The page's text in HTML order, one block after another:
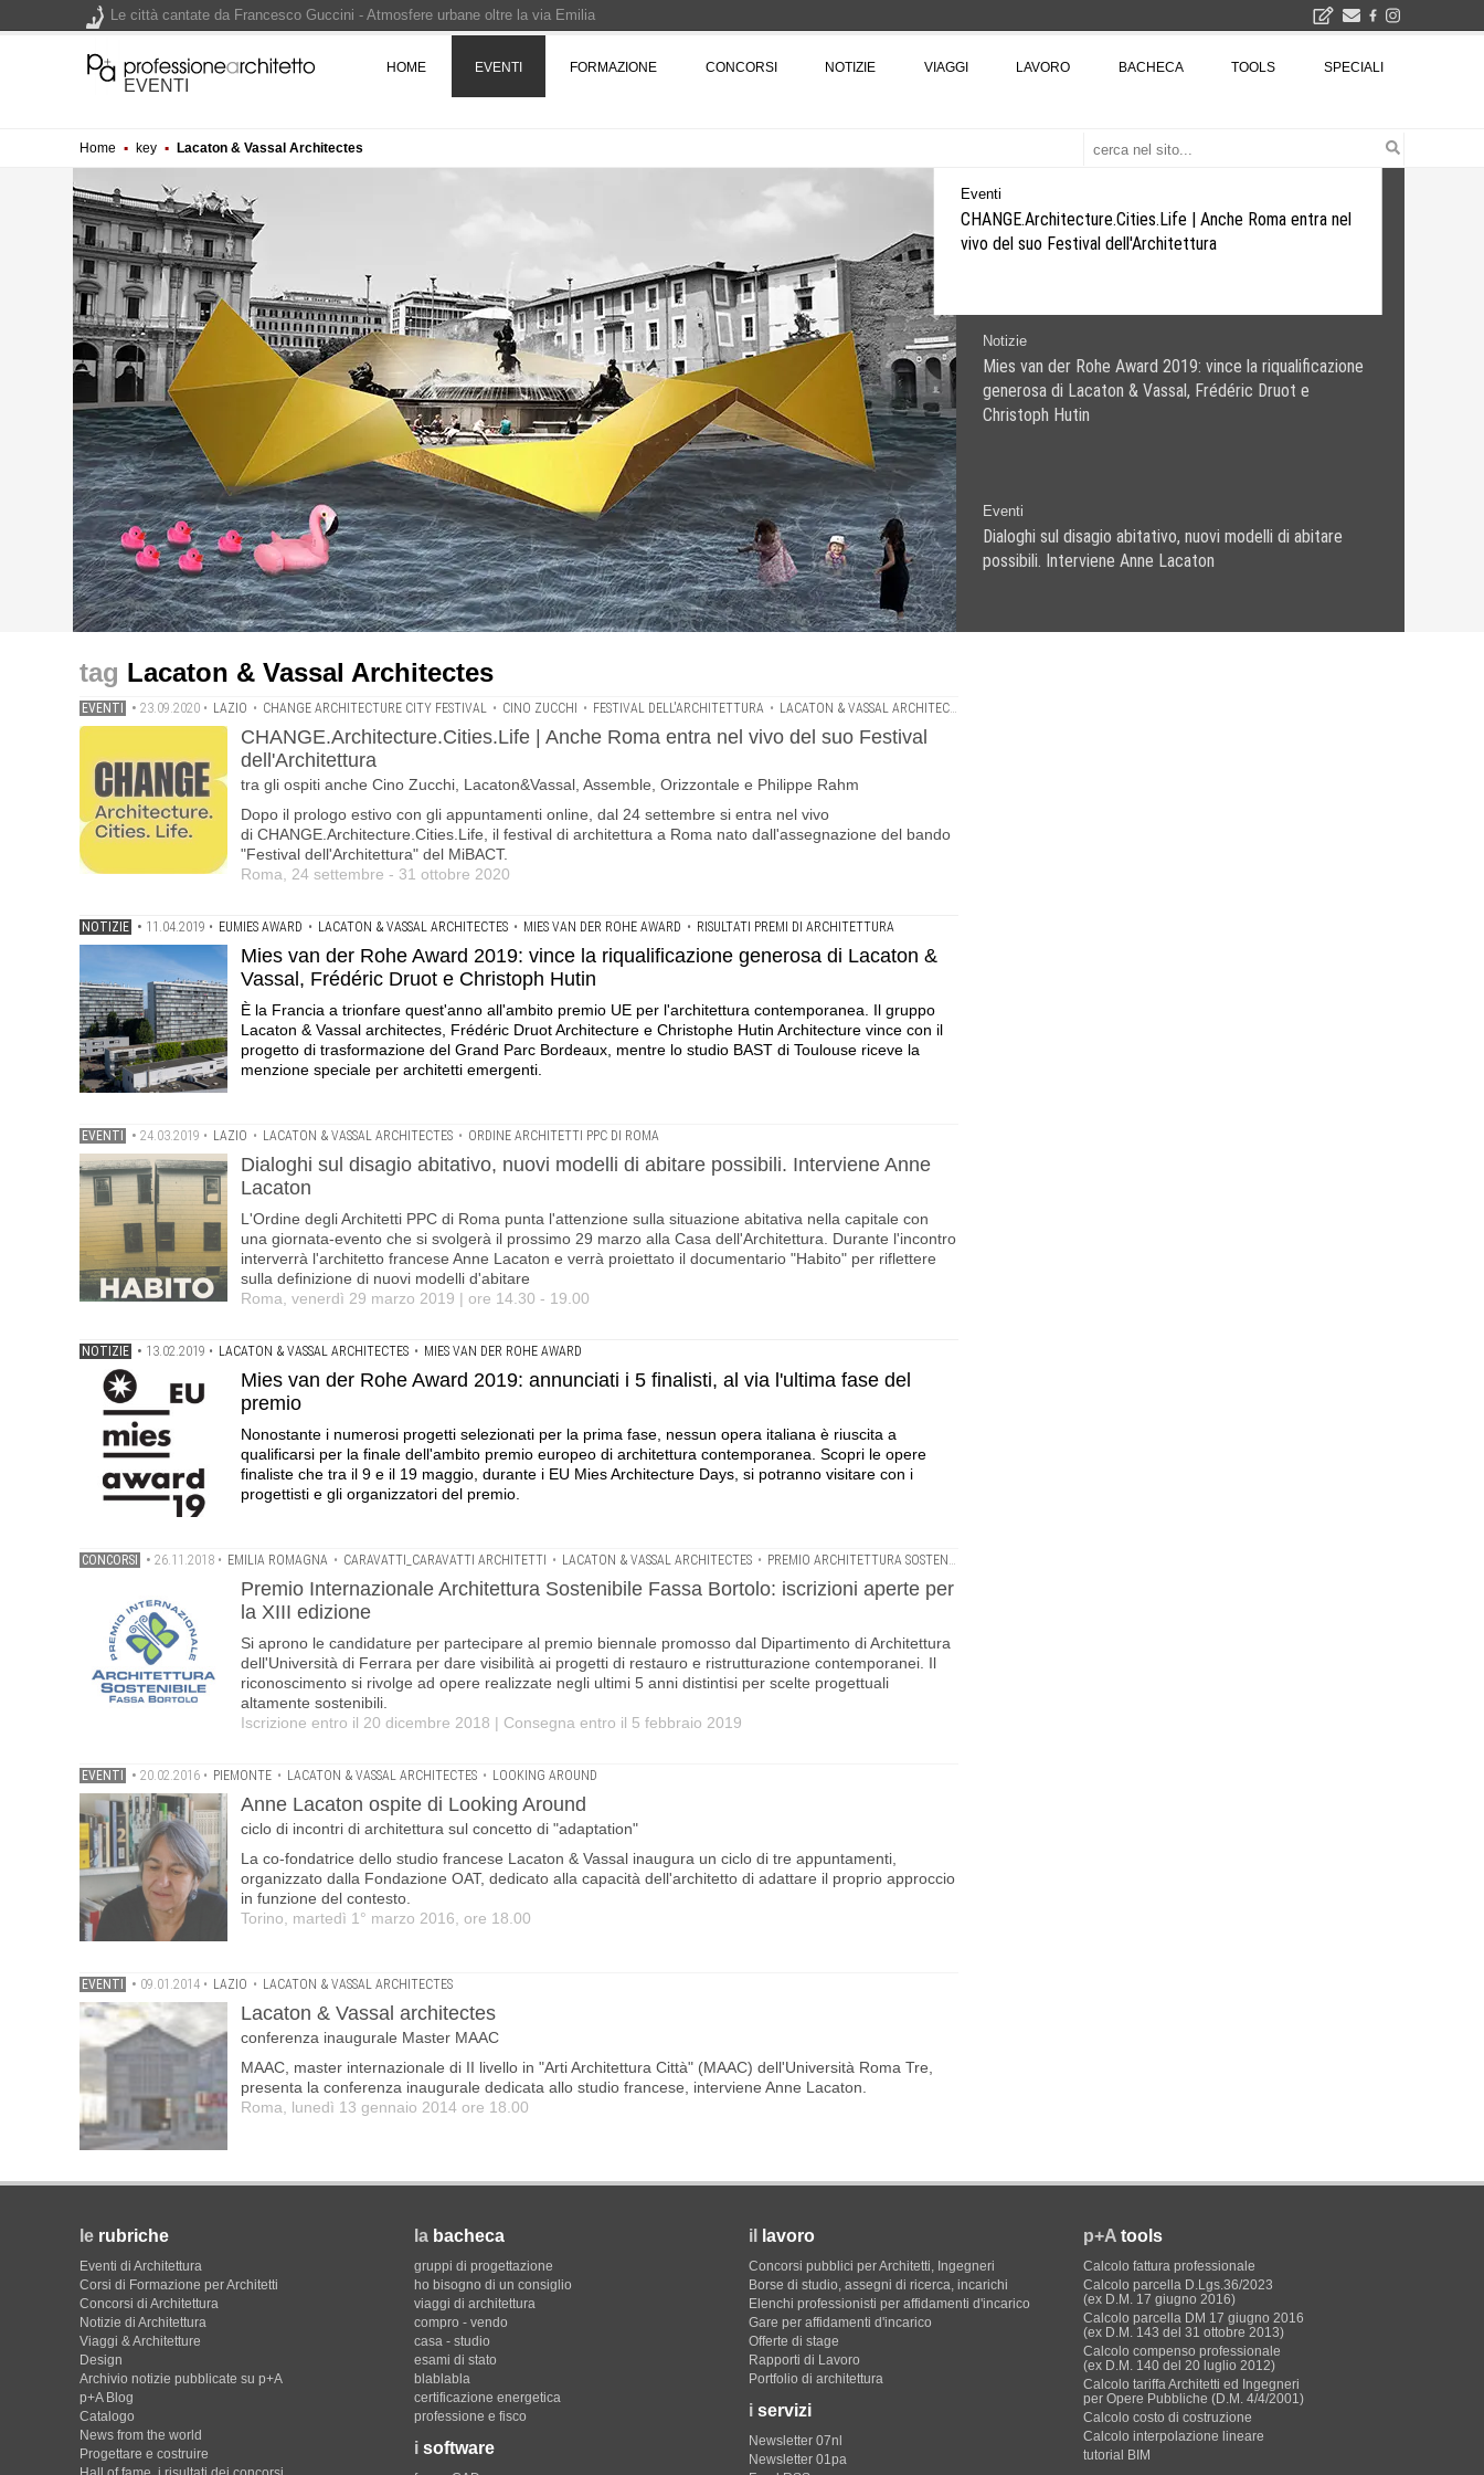
EVENTI
HOME EVENTI FORMAZIONE CONCORSI NOTIZIE VIAGGI LAVORO BACHECA TOOLS SPECIALI
Home ▪ key ▪ Lacaton & Vassal Architectes
Cino Zucchi, Lacaton&Vassal, Assemble, Orizzontale e Philippe Rahm
Hutin
Eventi
CHANGE.Architecture.Cities.Life | Anche Roma entra nel
vivo del suo Festival dell'Architettura
Notizie
Mies van der Rohe Award 2019: vince la riqualificazione
generosa di Lacaton & Vassal, Frédéric Druot e
Christoph Hutin
Eventi
Dialoghi sul disagio abitativo, nuovi modelli di abitare
possibili. Interviene Anne Lacaton
Lacaton & Vassal Architectes
EVENTI • 23.09.2020 • LAZIO • CHANGE ARCHITECTURE CITY FESTIVAL • CINO ZUCCHI • FESTIVAL DELL'ARCHITETTURA • LACATON & VASSAL ARCHITECTES
CHANGE.Architecture.Cities.Life | Anche Roma entra nel vivo del suo Festival
dell'Architettura
tra gli ospiti anche Cino Zucchi, Lacaton&Vassal, Assemble, Orizzontale e Philippe Rahm
Dopo il prologo estivo con gli appuntamenti online, dal 24 settembre si entra nel vivo
di CHANGE.Architecture.Cities.Life, il festival di architettura a Roma nato dall'assegnazione del bando
"Festival dell'Architettura" del MiBACT.
Roma, 24 settembre - 31 ottobre 2020
NOTIZIE • 11.04.2019 • EUMIES AWARD • LACATON & VASSAL ARCHITECTES • MIES VAN DER ROHE AWARD • RISULTATI PREMI DI ARCHITETTURA
Mies van der Rohe Award 2019: vince la riqualificazione generosa di Lacaton &
Vassal, Frédéric Druot e Christoph Hutin
È la Francia a trionfare quest'anno all'ambito premio UE per l'architettura contemporanea. Il gruppo
Lacaton & Vassal architectes, Frédéric Druot Architecture e Christophe Hutin Architecture vince con il
progetto di trasformazione del Grand Parc Bordeaux, mentre lo studio BAST di Toulouse riceve la
menzione speciale per architetti emergenti.
EVENTI • 24.03.2019 • LAZIO • LACATON & VASSAL ARCHITECTES • ORDINE ARCHITETTI PPC DI ROMA
Dialoghi sul disagio abitativo, nuovi modelli di abitare possibili. Interviene Anne
Lacaton
L'Ordine degli Architetti PPC di Roma punta l'attenzione sulla situazione abitativa nella capitale con
una giornata-evento che si svolgerà il prossimo 29 marzo alla Casa dell'Architettura. Durante l'incontro
interverrà l'architetto francese Anne Lacaton e verrà proiettato il documentario "Habito" per riflettere
sulla definizione di nuovi modelli d'abitare
Roma, venerdì 29 marzo 2019 | ore 14.30 - 19.00
NOTIZIE • 13.02.2019 • LACATON & VASSAL ARCHITECTES • MIES VAN DER ROHE AWARD
Mies van der Rohe Award 2019: annunciati i 5 finalisti, al via l'ultima fase del
premio
Nonostante i numerosi progetti selezionati per la prima fase, nessun opera italiana è riuscita a
qualificarsi per la finale dell'ambito premio europeo di architettura contemporanea. Scopri le opere
finaliste che tra il 9 e il 19 maggio, durante i EU Mies Architecture Days, si potranno visitare con i
progettisti e gli organizzatori del premio.
CONCORSI • 26.11.2018 • EMILIA ROMAGNA • CARAVATTI_CARAVATTI ARCHITETTI • LACATON & VASSAL ARCHITECTES • PREMIO ARCHITETTURA SOSTENIBILE FASSA BORTOLO
Premio Internazionale Architettura Sostenibile Fassa Bortolo: iscrizioni aperte per
la XIII edizione
Si aprono le candidature per partecipare al premio biennale promosso dal Dipartimento di Architettura
dell'Università di Ferrara per dare visibilità ai progetti di restauro e ristrutturazione contemporanei. Il
riconoscimento si rivolge ad opere realizzate negli ultimi 5 anni distintisi per scelte progettuali
altamente sostenibili.
Iscrizione entro il 20 dicembre 2018 | Consegna entro il 5 febbraio 2019
EVENTI • 20.02.2016 • PIEMONTE • LACATON & VASSAL ARCHITECTES • LOOKING AROUND
Anne Lacaton ospite di Looking Around
ciclo di incontri di architettura sul concetto di "adaptation"
La co-fondatrice dello studio francese Lacaton & Vassal inaugura un ciclo di tre appuntamenti,
organizzato dalla Fondazione OAT, dedicato alla capacità dell'architetto di adattare il proprio approccio
in funzione del contesto.
Torino, martedì 1° marzo 2016, ore 18.00
EVENTI • 09.01.2014 • LAZIO • LACATON & VASSAL ARCHITECTES
Lacaton & Vassal architectes
conferenza inaugurale Master MAAC
MAAC, master internazionale di II livello in "Arti Architettura Città" (MAAC) dell'Università Roma Tre,
presenta la conferenza inaugurale dedicata allo studio francese, interviene Anne Lacaton.
Roma, lunedì 13 gennaio 2014 ore 18.00
le rubriche
Eventi di Architettura
Corsi di Formazione per Architetti
Concorsi di Architettura
Notizie di Architettura
Viaggi & Architetture
Design
Archivio notizie pubblicate su p+A
p+A Blog
Catalogo
News from the world
Progettare e costruire
la bacheca
gruppi di progettazione
ho bisogno di un consiglio
viaggi di architettura
compro - vendo
casa - studio
esami di stato
blablabla
certificazione energetica
professione e fisco
i software
il lavoro
Concorsi pubblici per Architetti, Ingegneri
Borse di studio, assegni di ricerca, incarichi
Elenchi professionisti per affidamenti d'incarico
Gare per affidamenti d'incarico
Offerte di stage
Rapporti di Lavoro
Portfolio di architettura
i servizi
Newsletter 07nl
Newsletter 01pa
p+A tools
Calcolo fattura professionale
Calcolo parcella D.Lgs.36/2023
(ex D.M. 17 giugno 2016)
Calcolo parcella DM 17 giugno 2016
(ex D.M. 143 del 31 ottobre 2013)
Calcolo compenso professionale
(ex D.M. 140 del 20 luglio 2012)
Calcolo tariffa Architetti ed Ingegneri
per Opere Pubbliche (D.M. 4/4/2001)
Calcolo costo di costruzione
Calcolo interpolazione lineare
tutorial BIM
Le città cantate da Francesco Guccini - Atmosfere urbane oltre la via Emilia
200 manifesti per i 200 anni di Carlo Collodi, creatore di Pinocchio - Call di grafica promossa dal Museo MAGMA per la realizzazione di una mostra